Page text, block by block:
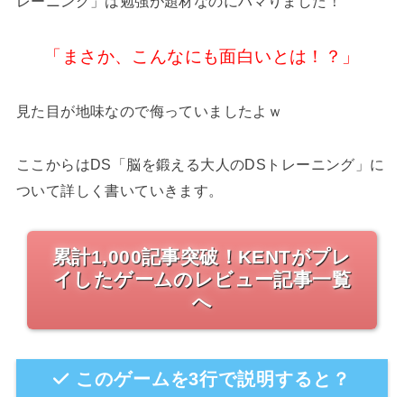
「まさか、こんなにも面白いとは！？」
見た目が地味なので侮っていましたよｗ
ここからはDS「脳を鍛える大人のDSトレーニング」に
ついて詳しく書いていきます。
累計1,000記事突破！KENTがプレ
イしたゲームのレビュー記事一覧
へ
このゲームを3行で説明すると？